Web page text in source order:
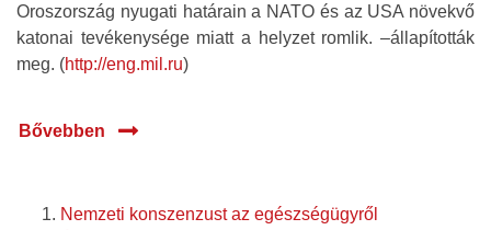
Oroszország nyugati határain a NATO és az USA növekvő
katonai tevékenysége miatt a helyzet romlik. –állapították
meg. (http://eng.mil.ru)
Bővebben
Nemzeti konszenzust az egészségügyről